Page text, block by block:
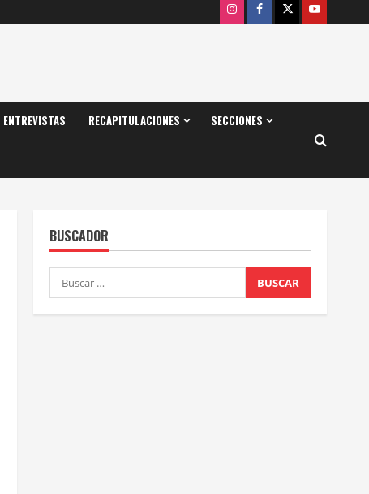
InstagramFacebook
X Youtube
ENTREVISTAS RECAPITULACIONES SECCIONES
BUSCADOR
Buscar: